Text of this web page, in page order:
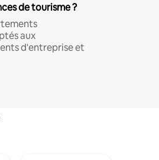
de tourisme ?
aux
d'entreprise et